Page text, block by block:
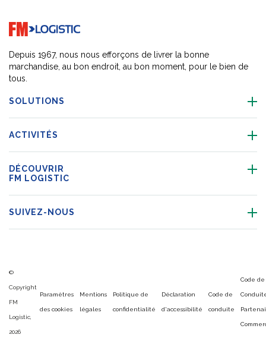
Go to home page
Depuis 1967, nous nous efforçons de livrer la bonne
marchandise, au bon endroit, au bon moment, pour le bien de
tous.
SOLUTIONS
ACTIVITÉS
DÉCOUVRIR
FM LOGISTIC
SUIVEZ-NOUS
©
Copyright
FM
Logistic,
2026
Paramètres
des cookies
Mentions
légales
Politique de
confidentialité
Déclaration
d'accessibilité
Code de
conduite
Code de